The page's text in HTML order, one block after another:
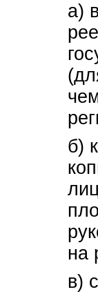
а)
б)
на
в)